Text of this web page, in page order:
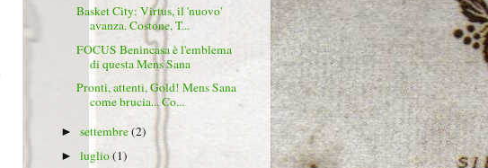
Basket City: Virtus, il 'nuovo'
avanza. Costone, T...
FOCUS Benincasa è l'emblema
di questa Mens Sana
Pronti, attenti, Gold! Mens Sana
come brucia... Co...
►settembre(2)
►luglio(1)